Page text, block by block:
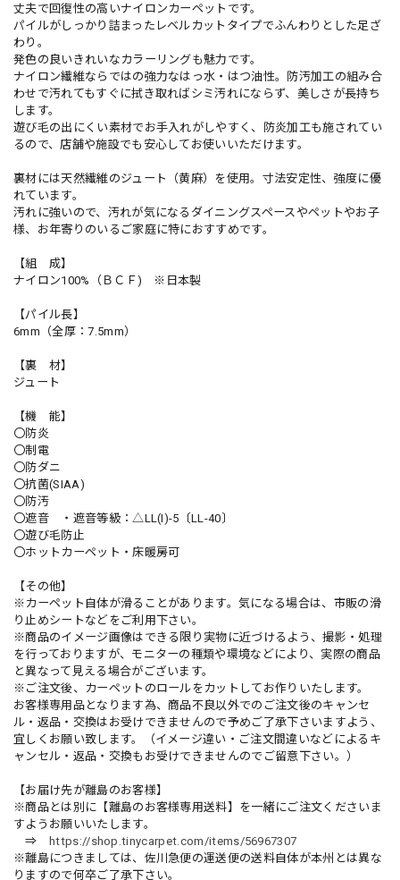
丈夫で回復性の高いナイロンカーペットです。
パイルがしっかり詰まったレベルカットタイプでふんわりとした足ざ
わり。
発色の良いきれいなカラーリングも魅力です。
ナイロン繊維ならではの強力なはっ水・はつ油性。防汚加工の組み合
わせで汚れてもすぐに拭き取ればシミ汚れにならず、美しさが長持ち
します。
遊び毛の出にくい素材でお手入れがしやすく、防炎加工も施されてい
るので、店舗や施設でも安心してお使いいただけます。
裏材には天然繊維のジュート（黄麻）を使用。寸法安定性、強度に優
れています。
汚れに強いので、汚れが気になるダイニングスペースやペットやお子
様、お年寄りのいるご家庭に特におすすめです。
【組 成】
ナイロン100%（ＢＣＦ) ※日本製
【パイル長】
6mm（全厚：7.5mm）
【裏 材】
ジュート
【機 能】
〇防炎
〇制電
〇防ダニ
〇抗菌(SIAA)
〇防汚
〇遮音 ・遮音等級：△LL(I)-5〔LL-40〕
〇遊び毛防止
〇ホットカーペット・床暖房可
【その他】
※カーペット自体が滑ることがあります。気になる場合は、市販の滑
り止めシートなどをご利用下さい。
※商品のイメージ画像はできる限り実物に近づけるよう、撮影・処理
を行っておりますが、モニターの種類や環境などにより、実際の商品
と異なって見える場合がございます。
※ご注文後、カーペットのロールをカットしてお作りいたします。
お客様専用品となります為、商品不良以外でのご注文後のキャンセ
ル・返品・交換はお受けできませんので予めご了承下さいますよう、
宜しくお願い致します。（イメージ違い・ご注文間違いなどによるキ
ャンセル・返品・交換もお受けできませんのでご留意下さい。）
【お届け先が離島のお客様】
※商品とは別に【離島のお客様専用送料】を一緒にご注文くださいま
すようお願いいたします。
⇒
https://shop.tinycarpet.com/items/56967307
※離島につきましては、佐川急便の運送便の送料自体が本州とは異な
りますので何卒ご了承下さい。